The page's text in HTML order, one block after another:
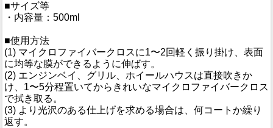
■サイズ等
・内容量：500ml
■使用方法
(1) マイクロファイバークロスに1〜2回軽く振り掛け、表面
に均等な膜ができるように伸ばす。
(2) エンジンベイ、グリル、ホイールハウスは直接吹きか
け、1〜5分程置いてからきれいなマイクロファイバークロス
で拭き取る。
(3) より光沢のある仕上げを求める場合は、何コートか繰り
返す。